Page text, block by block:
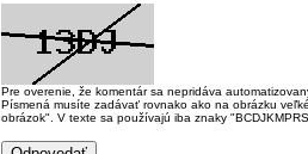
Pre overenie, že komentár sa nepridáva
Písmená musíte zadávať rovnako ako na obrázku
obrázok". V texte sa používajú iba znaky